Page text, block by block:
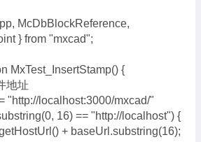
McDbBlockReference,
} from "mxcad";
MxTest_InsertStamp() {
地址
localhost:3000/mxcad/"
16) == "http://localhost") {
+ baseUrl.substring(16);